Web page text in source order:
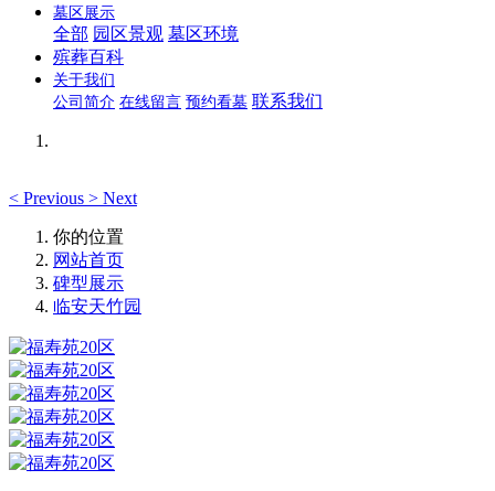
墓区展示
全部 园区景观 墓区环境
殡葬百科
关于我们
公司简介 在线留言 预约看墓 联系我们
< Previous > Next
你的位置
网站首页
碑型展示
临安天竹园